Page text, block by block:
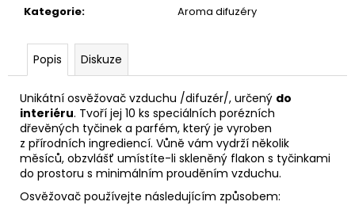
Kategorie: Aroma difuzéry
Popis Diskuze
Unikátní osvěžovač vzduchu /difuzér/, určený do
interiéru. Tvoří jej 10 ks speciálních porézních
dřevěných tyčinek a parfém, který je vyroben
z přírodních ingrediencí. Vůně vám vydrží několik
měsíců, obzvlášť umístíte-li skleněný flakon s tyčinkami
do prostoru s minimálním prouděním vzduchu.
Osvěžovač používejte následujícím způsobem:
e
m
AREON
GEL
CAN
SPORT
LUX
-
PLATINUM
80G